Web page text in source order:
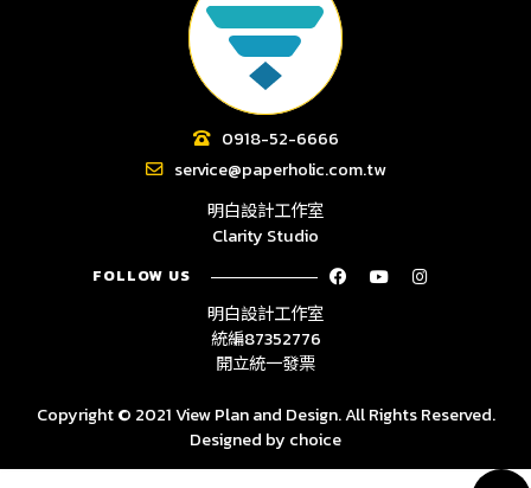
0918-52-6666
service@paperholic.com.tw
明白設計工作室
Clarity Studio
FOLLOW US
明白設計工作室
統編87352776
開立統一發票
Copyright © 2021 View Plan and Design. All Rights Reserved.
Designed by choice